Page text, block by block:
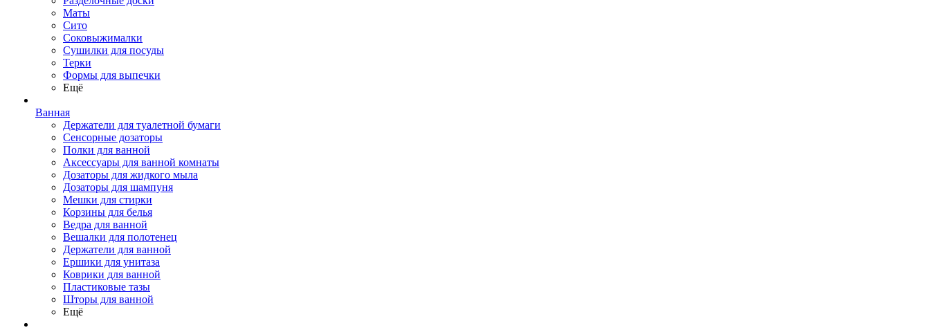
Маты
Сито
Соковыжималки
Сушилки для посуды
Терки
Формы для выпечки
Ещё
Ванная
Держатели для туалетной бумаги
Сенсорные дозаторы
Полки для ванной
Аксессуары для ванной комнаты
Дозаторы для жидкого мыла
Дозаторы для шампуня
Мешки для стирки
Корзины для белья
Ведра для ванной
Вешалки для полотенец
Держатели для ванной
Ершики для унитаза
Коврики для ванной
Пластиковые тазы
Шторы для ванной
Ещё